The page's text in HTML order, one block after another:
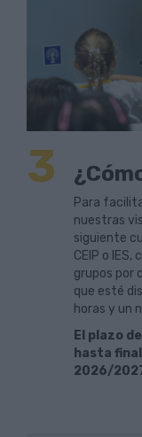
3
Para
nuestras
siguiente
CEIP o IES,
grupos por
que esté
horas y un
El plazo
hasta
2026/